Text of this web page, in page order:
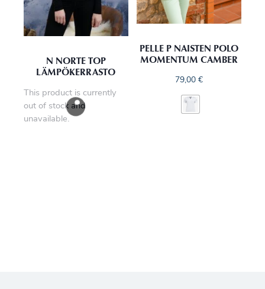
N NORTE TOP
LÄMPÖKERRASTO
This product is currently
out of stock and
unavailable.
PELLE P NAISTEN POLO
MOMENTUM CAMBER
79,00€